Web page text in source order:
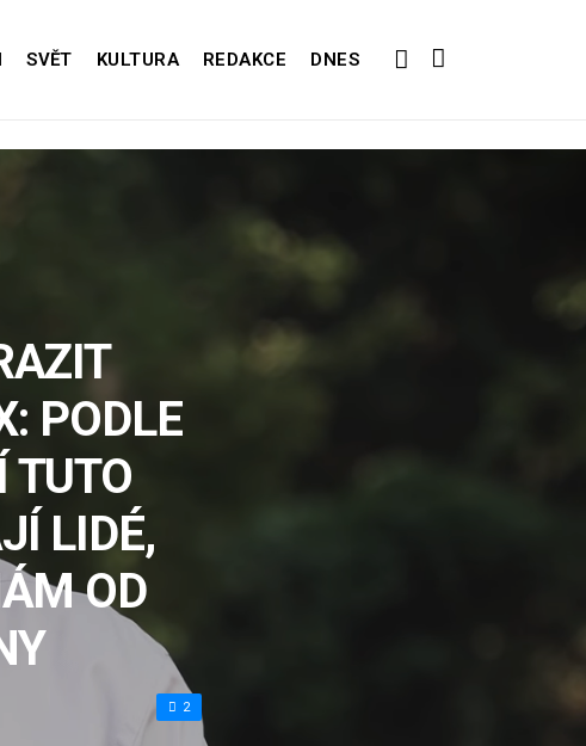
SVĚT KULTURA REDAKCE DNES
PODLE
TUTO
LIDÉ,
OD
2